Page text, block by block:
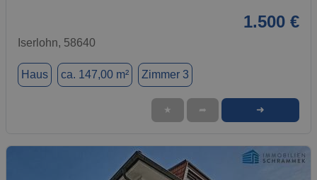
1.500 €
Iserlohn, 58640
Haus ca. 147,00 m² Zimmer 3
★ ➦ ➜